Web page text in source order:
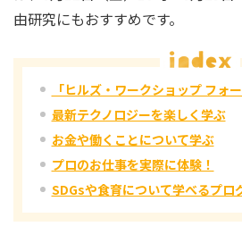
由研究にもおすすめです。
「ヒルズ・ワークショップ フォ
最新テクノロジーを楽しく学ぶ
お金や働くことについて学ぶ
プロのお仕事を実際に体験！
SDGsや食育について学べるプロ